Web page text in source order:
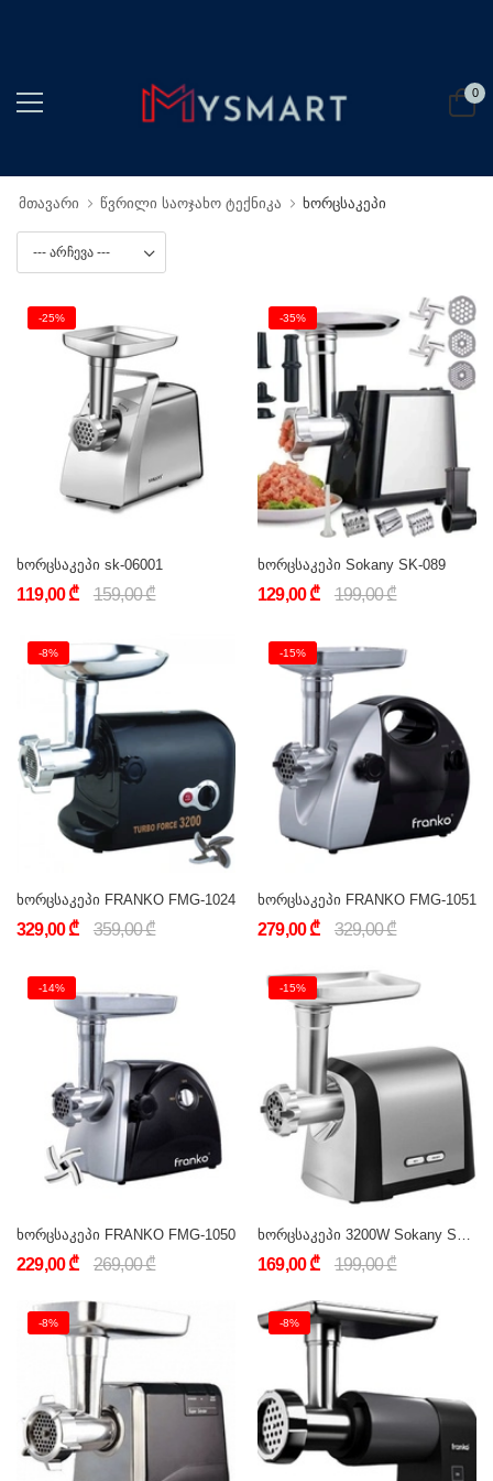
0
მთავარი წვრილი საოჯახო ტექნიკა ხორცსაკეპი
-25%
ხორცსაკეპი sk-06001
119,00 ₾ 159,00 ₾
-35%
ხორცსაკეპი Sokany SK-089
129,00 ₾ 199,00 ₾
-8%
ხორცსაკეპი FRANKO FMG-1024
329,00 ₾ 359,00 ₾
-15%
ხორცსაკეპი FRANKO FMG-1051
279,00 ₾ 329,00 ₾
-14%
ხორცსაკეპი FRANKO FMG-1050
229,00 ₾ 269,00 ₾
-15%
169,00 ₾ 199,00 ₾
-8% -8%